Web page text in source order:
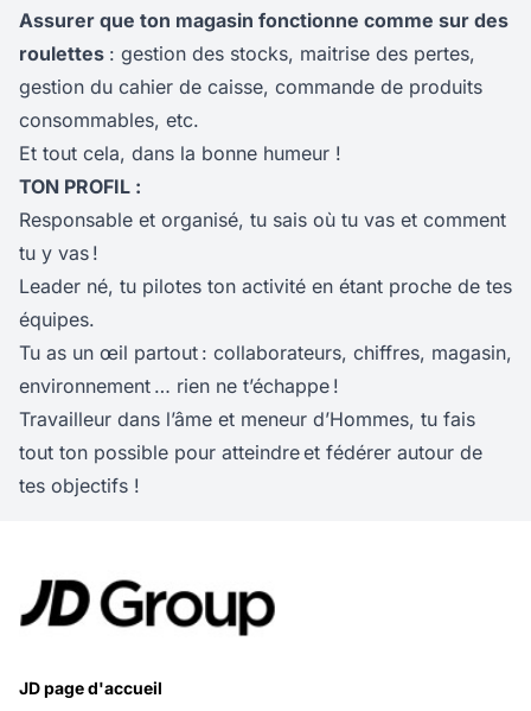
Assurer que ton magasin fonctionne comme sur des
roulettes : gestion des stocks, maitrise des pertes,
gestion du cahier de caisse, commande de produits
consommables, etc.
Et tout cela, dans la bonne humeur !
TON PROFIL :
Responsable et organisé, tu sais où tu vas et comment
tu y vas !
Leader né, tu pilotes ton activité en étant proche de tes
équipes.
Tu as un œil partout : collaborateurs, chiffres, magasin,
environnement … rien ne t’échappe !
Travailleur dans l’âme et meneur d’Hommes, tu fais
tout ton possible pour atteindre et fédérer autour de
tes objectifs !
JD page d'accueil